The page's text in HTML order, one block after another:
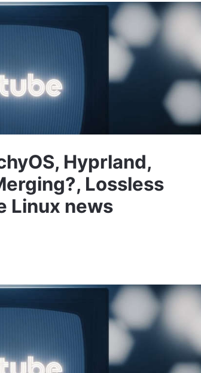
Hyprland,
Lossless
Linux news